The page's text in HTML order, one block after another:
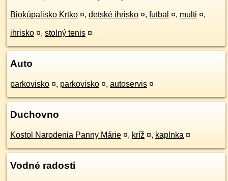
Biokúpalisko Krtko ¤, detské ihrisko ¤, futbal ¤, multi ¤,
ihrisko ¤, stolný tenis ¤
Auto
parkovisko ¤, parkovisko ¤, autoservis ¤
Duchovno
Kostol Narodenia Panny Márie ¤, kríž ¤, kaplnka ¤
Vodné radosti